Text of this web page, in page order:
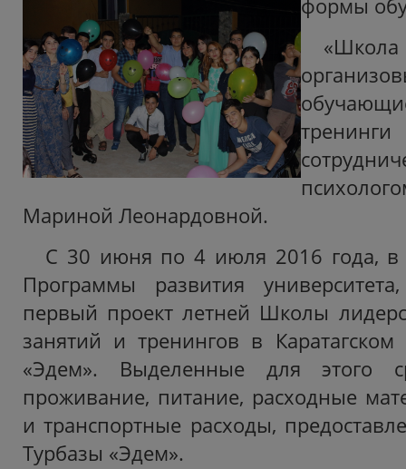
формы
Мариной Леонардовной.
С 30 июня по 4 июля 2016 года, в
Программы развития
первый проект летней Школы
занятий и тренингов в
«Эдем». Выделенные для этого
проживание, питание, расходные
и транспортные расходы,
Турбазы «Эдем».